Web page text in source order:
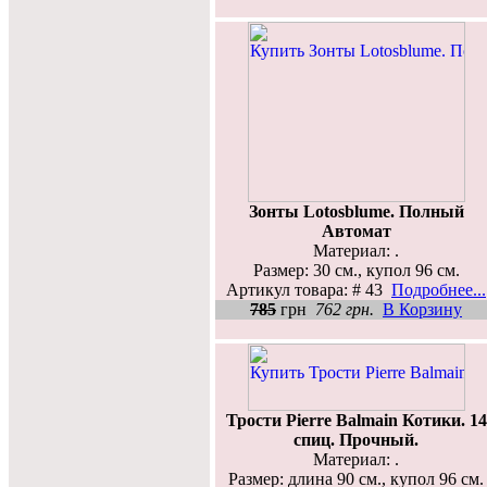
Зонты Lotosblume. Полный
Автомат
Материал: .
Размер: 30 см., купол 96 см.
Артикул товара: # 43 Подробнее...
785 грн 762 грн. В Корзину
Трости Pierre Balmain Котики. 14
спиц. Прочный.
Материал: .
Размер: длина 90 см., купол 96 см.